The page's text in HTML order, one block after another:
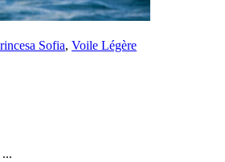
Sofia, Voile Légère